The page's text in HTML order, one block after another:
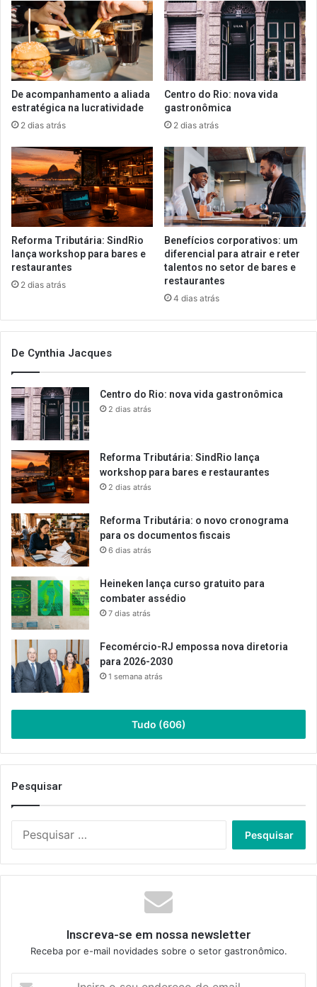
De acompanhamento a aliada
estratégica na lucratividade
2 dias atrás
Centro do Rio: nova vida
gastronômica
2 dias atrás
Reforma Tributária: SindRio
lança workshop para bares e
restaurantes
2 dias atrás
Benefícios corporativos: um
diferencial para atrair e reter
talentos no setor de bares e
restaurantes
4 dias atrás
De Cynthia Jacques
Centro do Rio: nova vida gastronômica
2 dias atrás
Reforma Tributária: SindRio lança
workshop para bares e restaurantes
2 dias atrás
Reforma Tributária: o novo cronograma
para os documentos fiscais
6 dias atrás
Heineken lança curso gratuito para
combater assédio
7 dias atrás
Fecomércio-RJ empossa nova diretoria
para 2026-2030
1 semana atrás
Tudo (606)
Pesquisar
Inscreva-se em nossa newsletter
Receba por e-mail novidades sobre o setor gastronômico.